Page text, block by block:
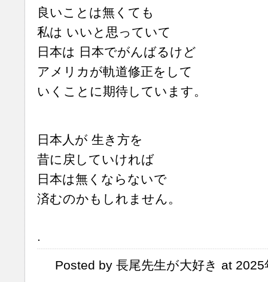
良いことは無くても
私は いいと思っていて
日本は 日本でがんばるけど
アメリカが軌道修正をして
いくことに期待しています。
日本人が 生き方を
昔に戻していければ
日本は無くならないで
済むのかもしれません。
.
Posted by 長尾先生が大好き at